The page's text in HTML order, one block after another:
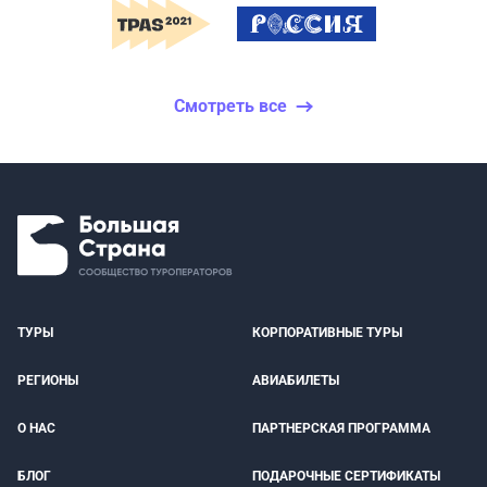
Смотреть все
ТУРЫ КОРПОРАТИВНЫЕ ТУРЫ
РЕГИОНЫ АВИАБИЛЕТЫ
О НАС ПАРТНЕРСКАЯ ПРОГРАММА
БЛОГ ПОДАРОЧНЫЕ СЕРТИФИКАТЫ